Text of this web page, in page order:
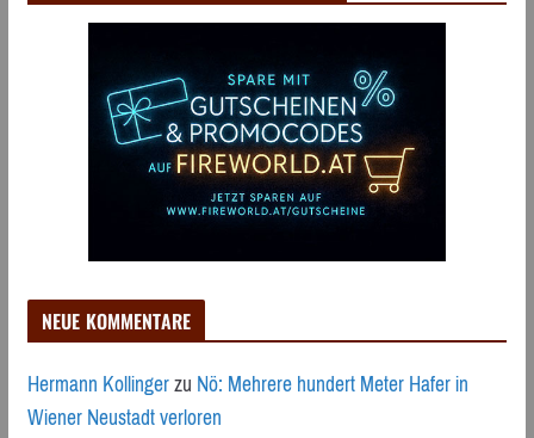
NEUE KOMMENTARE
Hermann KollingerzuNö: Mehrere hundert Meter Hafer in
Wiener Neustadt verloren